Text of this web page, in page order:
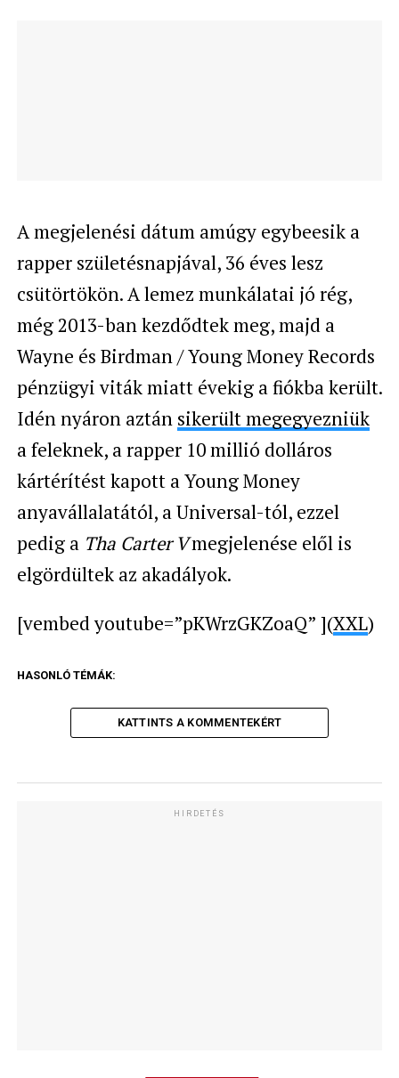
A megjelenési dátum amúgy egybeesik a
rapper születésnapjával, 36 éves lesz
csütörtökön. A lemez munkálatai jó rég,
még 2013-ban kezdődtek meg, majd a
Wayne és Birdman / Young Money Records
pénzügyi viták miatt évekig a fiókba került.
Idén nyáron aztán sikerült megegyezniük
a feleknek, a rapper 10 millió dolláros
kártérítést kapott a Young Money
anyavállalatától, a Universal-tól, ezzel
pedig a Tha Carter Vmegjelenése elől is
elgördültek az akadályok.
[vembed youtube=”pKWrzGKZoaQ” ](XXL)
HASONLÓ TÉMÁK:
KATTINTS A KOMMENTEKÉRT
HIRDETÉS